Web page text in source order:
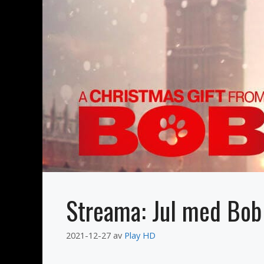
Streama: Jul med
2021-12-27 av Play HD